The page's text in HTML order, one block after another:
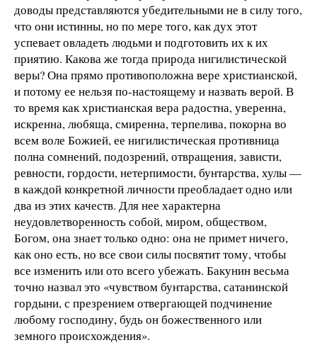
доводы представляются убедительными не в силу того,
что они истинны, но по мере того, как дух этот
успевает овладеть людьми и подготовить их к их
приятию. Какова же тогда природа нигилистической
веры? Она прямо противоположна вере христианской,
и потому ее нельзя по-настоящему и назвать верой. В
то время как христианская вера радостна, уверенна,
искренна, любяща, смиренна, терпелива, покорна во
всем воле Божией, ее нигилистическая противница
полна сомнений, подозрений, отвращения, зависти,
ревности, гордости, нетерпимости, бунтарства, хулы —
в каждой конкретной личности преобладает одно или
два из этих качеств. Для нее характерна
неудовлетворенность собой, миром, обществом,
Богом, она знает только одно: она не примет ничего,
как оно есть, но все свои силы посвятит тому, чтобы
все изменить или ото всего убежать. Бакунин весьма
точно назвал это «чувством бунтарства, сатанинской
гордыни, с презрением отвергающей подчинение
любому господину, будь он божественного или
земного происхождения».